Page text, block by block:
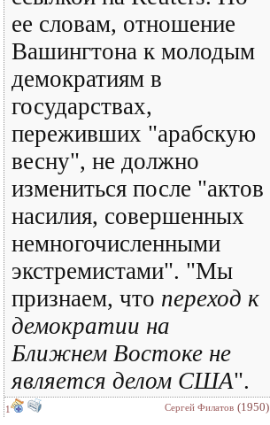
ее словам, отношение
Вашингтона к молодым
демократиям в
государствах,
переживших "арабскую
весну", не должно
измениться после "актов
насилия, совершенных
немногочисленными
экстремистами". "Мы
признаем, что переход к
демократии на
Ближнем Востоке не
является делом США".
1 Сергей Филатов (1950)